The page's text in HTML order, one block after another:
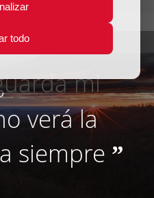
todo
mi
verá la
siempre ”